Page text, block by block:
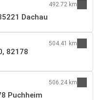
Dachau
492.72 km
82178
504.41 km
Puchheim
506.24 km